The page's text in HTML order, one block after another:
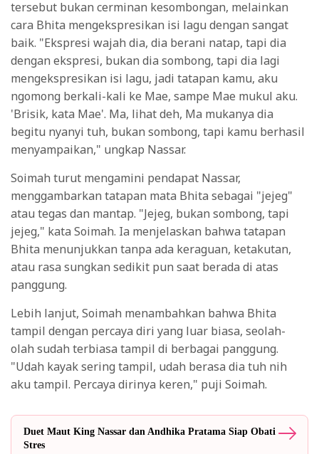
tersebut bukan cerminan kesombongan, melainkan
cara Bhita mengekspresikan isi lagu dengan sangat
baik. "Ekspresi wajah dia, dia berani natap, tapi dia
dengan ekspresi, bukan dia sombong, tapi dia lagi
mengekspresikan isi lagu, jadi tatapan kamu, aku
ngomong berkali-kali ke Mae, sampe Mae mukul aku.
'Brisik, kata Mae'. Ma, lihat deh, Ma mukanya dia
begitu nyanyi tuh, bukan sombong, tapi kamu berhasil
menyampaikan," ungkap Nassar.
Soimah turut mengamini pendapat Nassar,
menggambarkan tatapan mata Bhita sebagai "jejeg"
atau tegas dan mantap. "Jejeg, bukan sombong, tapi
jejeg," kata Soimah. Ia menjelaskan bahwa tatapan
Bhita menunjukkan tanpa ada keraguan, ketakutan,
atau rasa sungkan sedikit pun saat berada di atas
panggung.
Lebih lanjut, Soimah menambahkan bahwa Bhita
tampil dengan percaya diri yang luar biasa, seolah-
olah sudah terbiasa tampil di berbagai panggung.
"Udah kayak sering tampil, udah berasa dia tuh nih
aku tampil. Percaya dirinya keren," puji Soimah.
Duet Maut King Nassar dan Andhika Pratama Siap Obati
Stres